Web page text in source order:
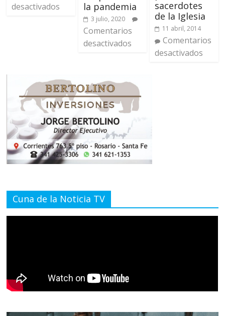
desactivados
la pandemia
3 julio, 2020
Comentarios
desactivados
sacerdotes
de la Iglesia
11 abril, 2014
Comentarios
desactivados
Cuna de la Noticia TV